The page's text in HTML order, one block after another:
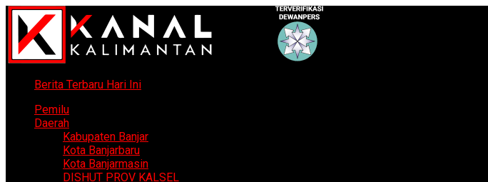
Berita Terbaru Hari Ini
Pemilu
Daerah
Kabupaten Banjar
Kota Banjarbaru
Kota Banjarmasin
DISHUT PROV KALSEL